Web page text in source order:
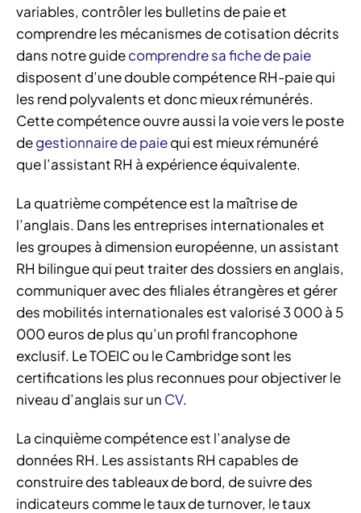
variables, contrôler les bulletins de paie et
comprendre les mécanismes de cotisation décrits
dans notre guidecomprendre sa fiche de paie
disposent d’une double compétence RH-paie qui
les rend polyvalents et donc mieux rémunérés.
Cette compétence ouvre aussi la voie vers le poste
degestionnaire de paiequi est mieux rémunéré
que l’assistant RH à expérience équivalente.
La quatrième compétence est la maîtrise de
l’anglais. Dans les entreprises internationales et
les groupes à dimension européenne, un assistant
RH bilingue qui peut traiter des dossiers en anglais,
communiquer avec des filiales étrangères et gérer
des mobilités internationales est valorisé 3 000 à 5
000 euros de plus qu’un profil francophone
exclusif. Le TOEIC ou le Cambridge sont les
certifications les plus reconnues pour objectiver le
niveau d’anglais sur un CV.
La cinquième compétence est l’analyse de
données RH. Les assistants RH capables de
construire des tableaux de bord, de suivre des
indicateurs comme le taux de turnover, le taux